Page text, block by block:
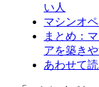
い人
マシンオ
まとめ：
アを築き
あわせて